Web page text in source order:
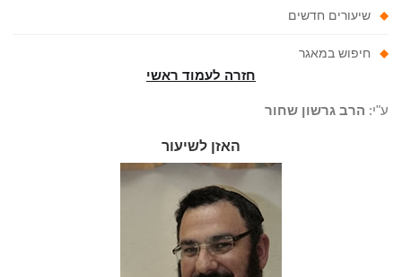
שיעורים חדשים
חיפוש במאגר
חזרה לעמוד ראשי
הרב גרשון שחור
האזן לשיעור